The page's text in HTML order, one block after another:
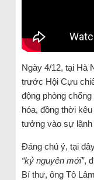
Ngày 4/12, tại Hà
trước Hội Cựu
động phòng
hóa, đồng thời
tưởng vào sự
Đáng chú ý, tại
“kỷ nguyên mới”,
Bí thư, ông Tô